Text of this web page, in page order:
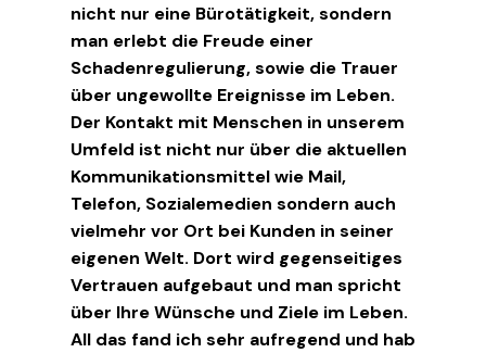
nicht nur eine Bürotätigkeit, sondern
man erlebt die Freude einer
Schadenregulierung, sowie die Trauer
über ungewollte Ereignisse im Leben.
Der Kontakt mit Menschen in unserem
Umfeld ist nicht nur über die aktuellen
Kommunikationsmittel wie Mail,
Telefon, Sozialemedien sondern auch
vielmehr vor Ort bei Kunden in seiner
eigenen Welt. Dort wird gegenseitiges
Vertrauen aufgebaut und man spricht
über Ihre Wünsche und Ziele im Leben.
All das fand ich sehr aufregend und hab